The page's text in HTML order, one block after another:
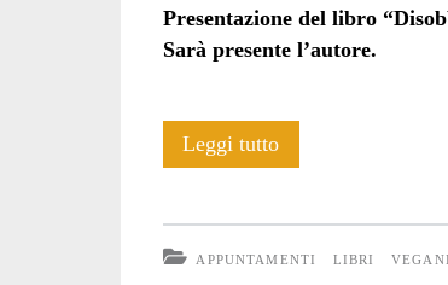
Presentazione del libro
Sarà presente l’autore.
Leggi tuttoDisobbedienza
APPUNTAMENTI LIBRI